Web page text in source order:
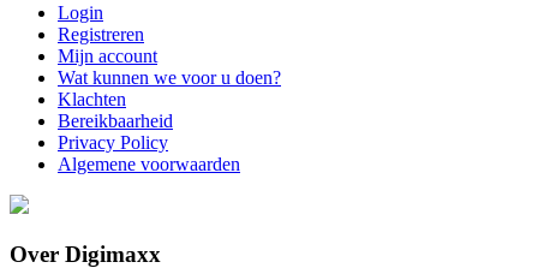
Login
Registreren
Mijn account
Wat kunnen we voor u doen?
Klachten
Bereikbaarheid
Privacy Policy
Algemene voorwaarden
Over Digimaxx